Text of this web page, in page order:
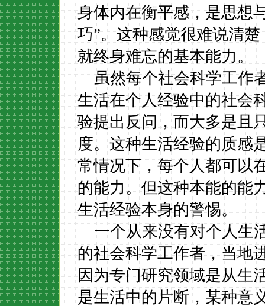
身体内在衡平感，是思想
巧”。这种感觉很难说清
就终身难忘的基本能力。
虽然每个社会科学工作
生活在个人经验中的社会
验提出反问，而大多是且
度。这种生活经验的质感
常情况下，每个人都可以
的能力。但这种本能的能
生活经验本身的警惕。
一个从来没有对个人生
的社会科学工作者，当地
因为专门研究领域是从生
是生活中的片断，某种意